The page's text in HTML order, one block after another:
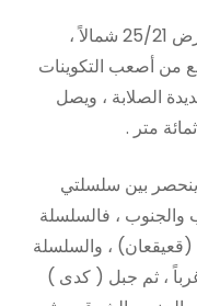
تقع مكة المكرمة عند تقاطع درجتي العرض 25/21 شمالاً ،
الموقع من أصعب التكوينات
الصلابة ، ويصل
متر .
بين سلسلتي
والجنوب ، فالسلسلة
، والسلسلة
، ثم جبل ( كدى )